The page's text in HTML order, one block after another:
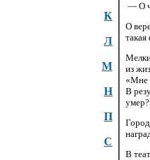
К
Л
М
Н
П
С
— О
О
из
«Мне
В
В